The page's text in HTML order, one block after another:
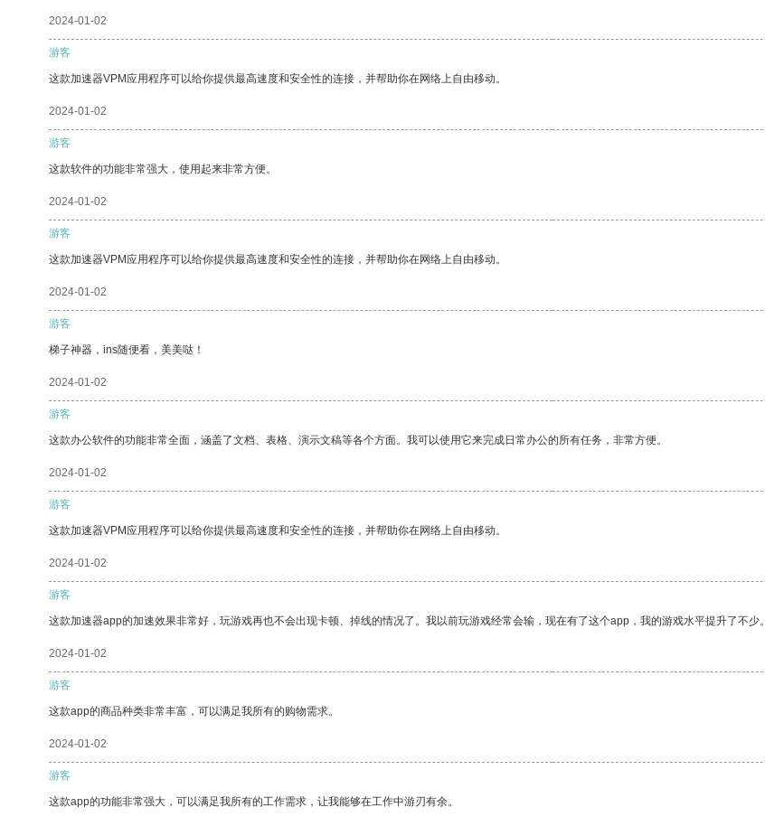
2024-01-02
游客
这款加速器VPM应用程序可以给你提供最高速度和安全性的连接，并帮助你在网络上自由移动。
2024-01-02
游客
这款软件的功能非常强大，使用起来非常方便。
2024-01-02
游客
这款加速器VPM应用程序可以给你提供最高速度和安全性的连接，并帮助你在网络上自由移动。
2024-01-02
游客
梯子神器，ins随便看，美美哒！
2024-01-02
游客
这款办公软件的功能非常全面，涵盖了文档、表格、演示文稿等各个方面。我可以使用它来完成日常办公的所有任务，非常方便。
2024-01-02
游客
这款加速器VPM应用程序可以给你提供最高速度和安全性的连接，并帮助你在网络上自由移动。
2024-01-02
游客
这款加速器app的加速效果非常好，玩游戏再也不会出现卡顿、掉线的情况了。我以前玩游戏经常会输，现在有了这个app，我的游戏水平提升了不少。
2024-01-02
游客
这款app的商品种类非常丰富，可以满足我所有的购物需求。
2024-01-02
游客
这款app的功能非常强大，可以满足我所有的工作需求，让我能够在工作中游刃有余。